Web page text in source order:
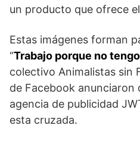
un producto que ofrece
Estas imágenes forman
“Trabajo porque no
colectivo Animalistas sin
de Facebook anunciaron
agencia de publicidad
esta cruzada.